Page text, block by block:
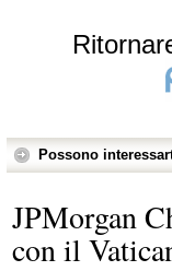
Possono
JPMorgan
con il